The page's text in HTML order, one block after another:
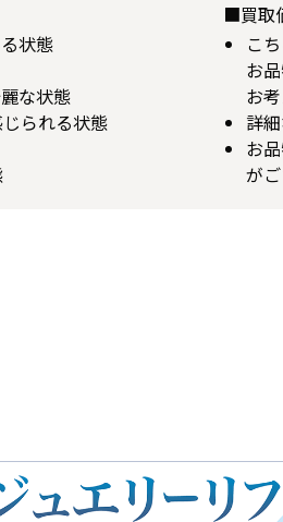
状態
な状態
られる状態
■買取
こ
お
お
詳
お
がご